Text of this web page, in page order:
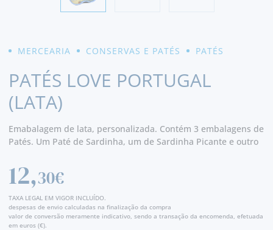
MERCEARIA CONSERVAS E PATÉS PATÉS
PATÉS LOVE PORTUGAL
(LATA)
Emabalagem de lata, personalizada. Contém 3 embalagens de
Patés. Um Paté de Sardinha, um de Sardinha Picante e outro
12,30€
TAXA LEGAL EM VIGOR INCLUÍDO.
despesas de envio calculadas na finalização da compra
valor de conversão meramente indicativo, sendo a transação da encomenda, efetuada
em euros (€).